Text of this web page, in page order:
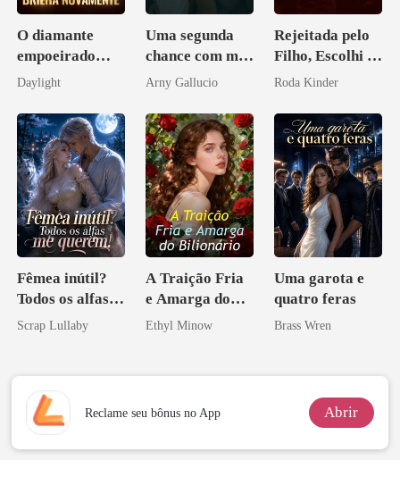
O diamante
empoeirado
brilha
Daylight
Uma segunda
chance com meu
amor bilionário
Arny Gallucio
Rejeitada pelo
Filho, Escolhi o
Don
Roda Kinder
Fêmea inútil?
Todos os alfas
me querem!
Scrap Lullaby
A Traição Fria
e Amarga do
Bilionário
Ethyl Minow
Uma garota e
quatro feras
Brass Wren
Reclame seu bônus no App Abrir